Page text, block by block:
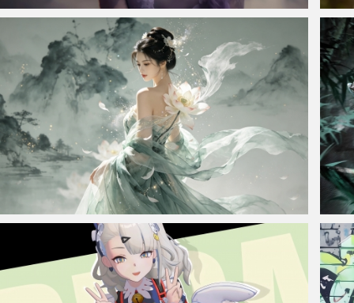
仙侠凌仙 紫色长卷发美女 古风古典 4K壁纸 长
古风美女 荷花 水墨风山水画 车机桌面壁纸 宁姚